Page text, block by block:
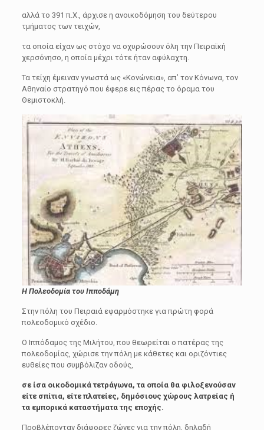
αλλά το 391 π.Χ., άρχισε η ανοικοδόμηση του δεύτερου
τμήματος των τειχών,
τα οποία είχαν ως στόχο να οχυρώσουν όλη την Πειραϊκή
χερσόνησο, η οποία μέχρι τότε ήταν αφύλαχτη.
Τα τείχη έμειναν γνωστά ως «Κονώνεια», απ’ τον Κόνωνα, τον
Αθηναίο στρατηγό που έφερε εις πέρας το όραμα του
Θεμιστοκλή.
Η Πολεοδομία του Ιπποδάμη
Στην πόλη του Πειραιά εφαρμόστηκε για πρώτη φορά
πολεοδομικό σχέδιο.
Ο Ιππόδαμος της Μιλήτου, που θεωρείται ο πατέρας της
πολεοδομίας, χώρισε την πόλη με κάθετες και οριζόντιες
ευθείες που συμβόλιζαν οδούς,
σε ίσα οικοδομικά τετράγωνα, τα οποία θα φιλοξενούσαν
είτε σπίτια, είτε πλατείες, δημόσιους χώρους λατρείας ή
τα εμπορικά καταστήματα της εποχής.
Προβλέπονταν διάφορες ζώνες για την πόλη, δηλαδή